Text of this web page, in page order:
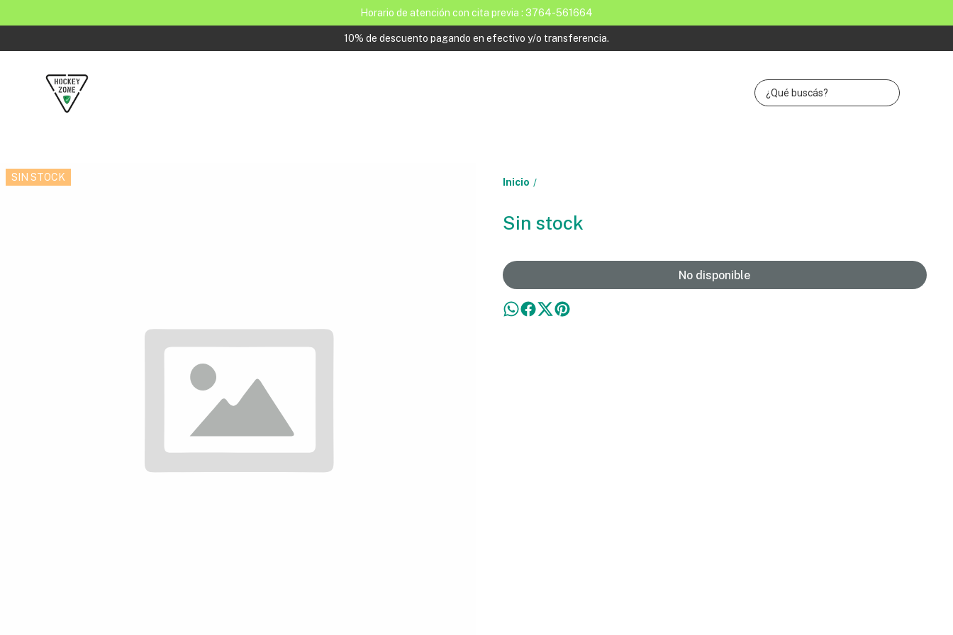
Horario de atención con cita previa : 3764-561664
10% de descuento pagando en efectivo y/o transferencia.
SIN STOCK Inicio /
Sin stock
No disponible